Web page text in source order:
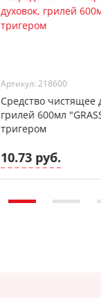
Артикул: 218600
Средство чистящее
грилей 600мл
тригером
10.73 руб.